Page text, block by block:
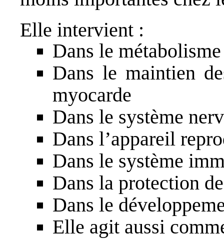
Elle intervient :
Dans le
Dans le maintien
myocarde
Dans le système
Dans l’appareil
Dans le système
Dans la protection
Dans le
Elle agit aussi